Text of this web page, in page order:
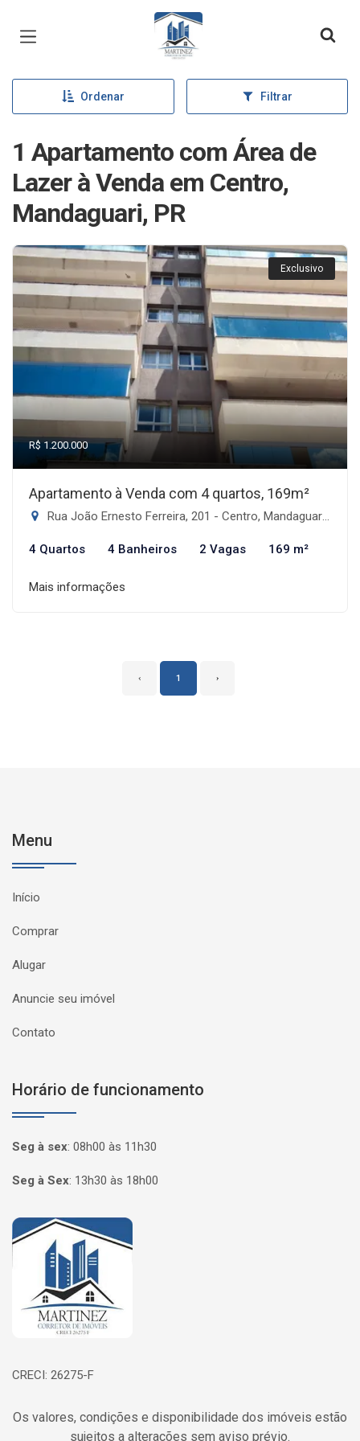
Página inicial
Ordenar Filtrar
1 Apartamento com Área de
Lazer à Venda em Centro,
Mandaguari, PR
Exclusivo
R$ 1.200.000
Apartamento à Venda com 4 quartos, 169m²
Rua João Ernesto Ferreira, 201 - Centro, Mandaguari-PR
4 Quartos 4 Banheiros 2 Vagas 169 m²
Mais informações
‹ 1 ›
Menu
Início
Comprar
Alugar
Anuncie seu imóvel
Contato
Horário de funcionamento
Seg à sex: 08h00 às 11h30
Seg à Sex: 13h30 às 18h00
Página inicial
CRECI: 26275-F
Os valores, condições e disponibilidade dos imóveis estão
sujeitos a alterações sem aviso prévio.